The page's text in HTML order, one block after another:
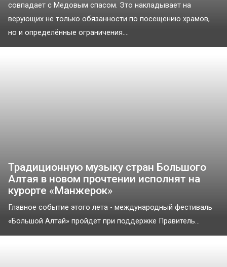
совпадает с Медовым спасом. Это накладывает на
верующих не только обязанности по посещению храмов,
но и определённые ограничения....
Традиционную музыку стран Большого
Алтая в новом прочтении исполнят на
курорте «Манжерок»
Главное событие этого лета - международный фестиваль
«Большой Алтай» пройдет при поддержке Правитель...